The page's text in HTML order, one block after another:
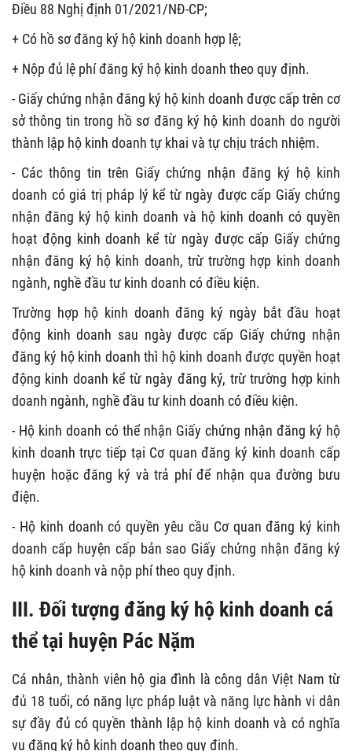
Điều 88 Nghị định 01/2021/NĐ-CP;
+ Có hồ sơ đăng ký hộ kinh doanh hợp lệ;
+ Nộp đủ lệ phí đăng ký hộ kinh doanh theo quy định.
- Giấy chứng nhận đăng ký hộ kinh doanh được cấp trên cơ
sở thông tin trong hồ sơ đăng ký hộ kinh doanh do người
thành lập hộ kinh doanh tự khai và tự chịu trách nhiệm.
- Các thông tin trên Giấy chứng nhận đăng ký hộ kinh
doanh có giá trị pháp lý kể từ ngày được cấp Giấy chứng
nhận đăng ký hộ kinh doanh và hộ kinh doanh có quyền
hoạt động kinh doanh kể từ ngày được cấp Giấy chứng
nhận đăng ký hộ kinh doanh, trừ trường hợp kinh doanh
ngành, nghề đầu tư kinh doanh có điều kiện.
Trường hợp hộ kinh doanh đăng ký ngày bắt đầu hoạt
động kinh doanh sau ngày được cấp Giấy chứng nhận
đăng ký hộ kinh doanh thì hộ kinh doanh được quyền hoạt
động kinh doanh kể từ ngày đăng ký, trừ trường hợp kinh
doanh ngành, nghề đầu tư kinh doanh có điều kiện.
- Hộ kinh doanh có thể nhận Giấy chứng nhận đăng ký hộ
kinh doanh trực tiếp tại Cơ quan đăng ký kinh doanh cấp
huyện hoặc đăng ký và trả phí để nhận qua đường bưu
điện.
- Hộ kinh doanh có quyền yêu cầu Cơ quan đăng ký kinh
doanh cấp huyện cấp bản sao Giấy chứng nhận đăng ký
hộ kinh doanh và nộp phí theo quy định.
III. Đối tượng đăng ký hộ kinh doanh cá
thể tại huyện Pác Nặm
Cá nhân, thành viên hộ gia đình là công dân Việt Nam từ
đủ 18 tuổi, có năng lực pháp luật và năng lực hành vi dân
sự đầy đủ có quyền thành lập hộ kinh doanh và có nghĩa
vụ đăng ký hộ kinh doanh theo quy định.